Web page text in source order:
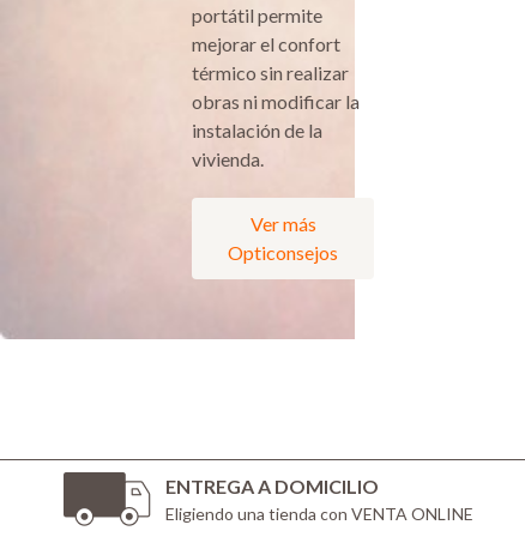
portátil permite
mejorar el confort
térmico sin realizar
obras ni modificar la
instalación de la
vivienda.
Ver más
Opticonsejos
ENTREGA A DOMICILIO
Eligiendo una tienda con VENTA ONLINE